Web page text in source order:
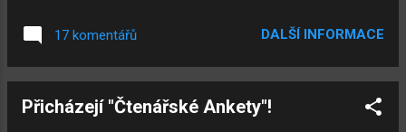
_____________ Ent - Submachine 7 (sub7)
sub32 Originální velikost Ent - Barvy v
Submachine (sub) Originální vel...
že se po celou hru neukázal žádná živá ani
mrtvá postava, takže já si myslím že šance
neni, ale zajímalo by mě jak postava vypadá.
anketu na příští týden, napište mi na email
17 komentářů DALŠÍ INFORMACE
Přicházejí "Čtenářské Ankety"!